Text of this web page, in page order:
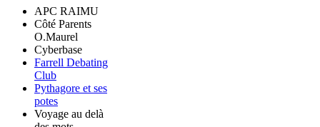
APC RAIMU
Côté Parents
O.Maurel
Cyberbase
Farrell Debating
Club
Pythagore et ses
potes
Voyage au delà